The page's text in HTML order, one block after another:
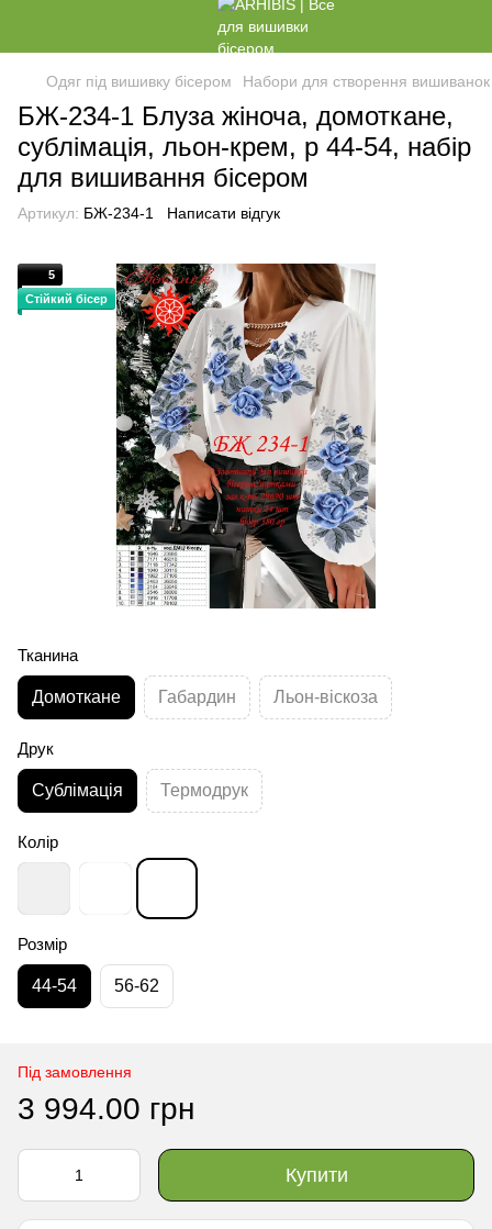
Одяг під вишивку бісером Набори для створення вишиванок
БЖ-234-1 Блуза жіноча, домоткане,
сублімація, льон-крем, р 44-54, набір
для вишивання бісером
Артикул: БЖ-234-1 Написати відгук
5
Стійкий бісер
Тканина
Домоткане Габардин Льон-віскоза
Друк
Сублімація Термодрук
Колір
Розмір
44-54 56-62
Під замовлення
3 994.00 грн
Купити